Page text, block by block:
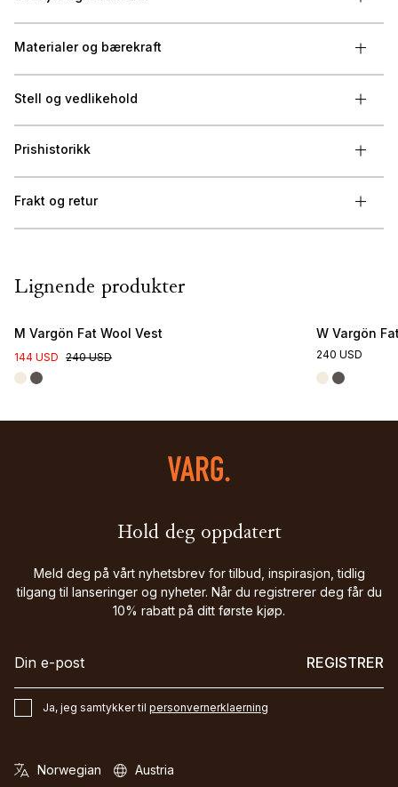
Materialer og bærekraft
Stell og vedlikehold
Prishistorikk
Frakt og retur
Lignende produkter
M Vargön Fat Wool Vest
144 USD 240 USD
W Vargön
240 USD
Hold deg oppdatert
Meld deg på vårt nyhetsbrev for tilbud, inspirasjon, tidlig
tilgang til lanseringer og nyheter. Når du registrerer deg får du
10% rabatt på ditt første kjøp.
REGISTRER
Ja, jeg samtykker til personvernerklaerning